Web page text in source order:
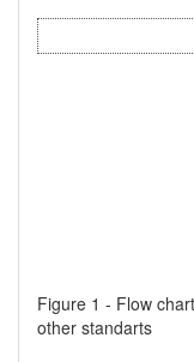
Figure 1 - Flow
other standarts